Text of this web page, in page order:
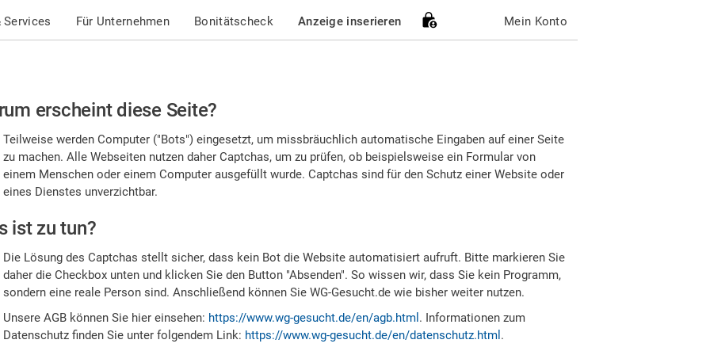
Services Für Unternehmen Bonitätscheck Anzeige inserieren Mein Konto
erscheint diese Seite?
Teilweise werden Computer ("Bots") eingesetzt, um missbräuchlich automatische Eingaben auf einer Seite
zu machen. Alle Webseiten nutzen daher Captchas, um zu prüfen, ob beispielsweise ein Formular von
einem Menschen oder einem Computer ausgefüllt wurde. Captchas sind für den Schutz einer Website oder
eines Dienstes unverzichtbar.
ist zu tun?
Die Lösung des Captchas stellt sicher, dass kein Bot die Website automatisiert aufruft. Bitte markieren Sie
daher die Checkbox unten und klicken Sie den Button "Absenden". So wissen wir, dass Sie kein Programm,
sondern eine reale Person sind. Anschließend können Sie WG-Gesucht.de wie bisher weiter nutzen.
Unsere AGB können Sie hier einsehen: https://www.wg-gesucht.de/en/agb.html . Informationen zum
Datenschutz finden Sie unter folgendem Link: https://www.wg-gesucht.de/en/datenschutz.html .